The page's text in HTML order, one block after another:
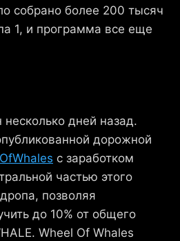
собрано более 200 тысяч
1, и программа все еще
дней назад.
дорожной
с заработком
частью этого
позволяя
до 10% от общего
Wheel Of Whales